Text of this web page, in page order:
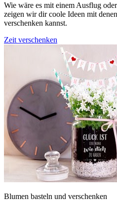
Wie wäre es mit einem Ausflug
zeigen wir dir coole Ideen mit
verschenken kannst.
Zeit verschenken
Blumen basteln und verschenken